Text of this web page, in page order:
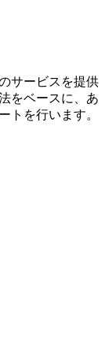
サービスを提供
をベースに、あ
トを行います。